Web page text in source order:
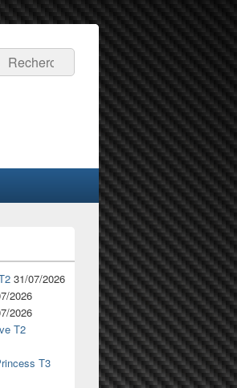
:
Rechercher
31/07/2026
2026
2026
T2
T3